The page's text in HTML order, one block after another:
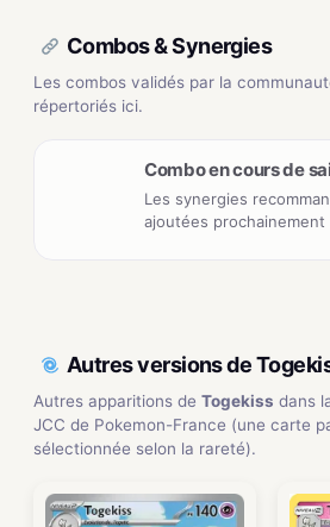
Combos & Synergies
Les combos validés par la
répertoriés ici.
Combo en cours de
Les synergies
ajoutées prochainement
Autres versions de
Autres apparitions de Togekiss dans
JCC de Pokemon-France (une carte
sélectionnée selon la rareté).